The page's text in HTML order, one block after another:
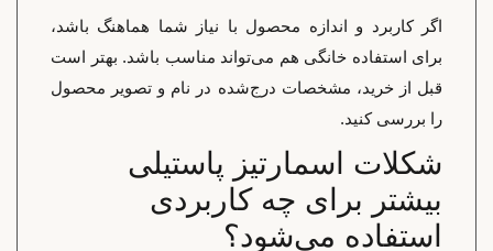
اگر کاربرد و اندازه محصول با نیاز شما هماهنگ باشد،
برای استفاده خانگی هم می‌تواند مناسب باشد. بهتر است
قبل از خرید، مشخصات درج‌شده در نام و تصویر محصول
را بررسی کنید.
شکلات اسمارتیز پاستیلی
بیشتر برای چه کاربردی
استفاده می‌شود؟